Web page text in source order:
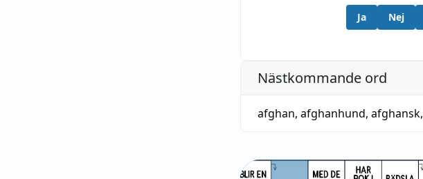
Ja Nej
Nästkommande ord
afghan, afghanhund, afghansk,